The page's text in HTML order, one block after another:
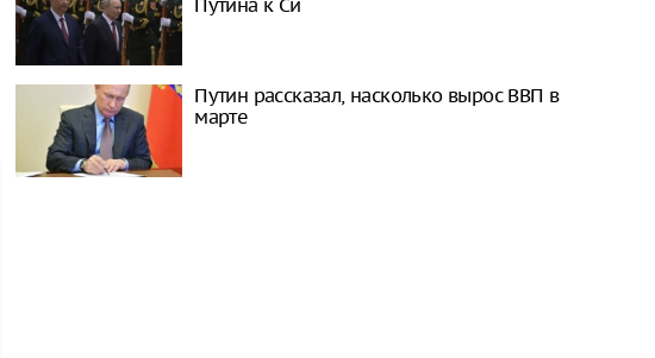
Путина к Си
Путин рассказал, насколько вырос ВВП в
марте